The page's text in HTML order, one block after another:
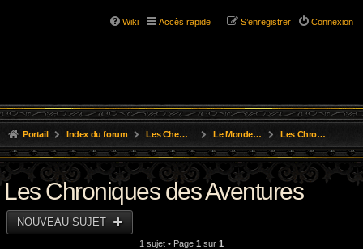
Wiki Accès rapide Connexion
S’enregistrer
Portail Index du forum Les Chemins de L'Aventure Le Monde D'Osgild Les Chroniques des Aventures
Les Chroniques des Aventures
NOUVEAU SUJET
1 sujet • Page 1 sur 1